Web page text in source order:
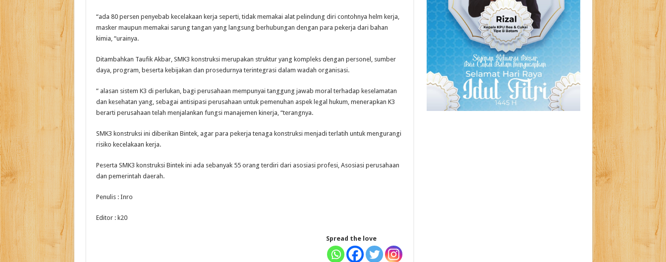
“ada 80 persen penyebab kecelakaan kerja seperti, tidak memakai alat pelindung diri contohnya helm kerja,
masker maupun memakai sarung tangan yang langsung berhubungan dengan para pekerja dari bahan
kimia, “urainya.
Ditambahkan Taufik Akbar, SMK3 konstruksi merupakan struktur yang kompleks dengan personel, sumber
daya, program, beserta kebijakan dan prosedurnya terintegrasi dalam wadah organisasi.
” alasan sistem K3 di perlukan, bagi perusahaan mempunyai tanggung jawab moral terhadap keselamatan
dan kesehatan yang, sebagai antisipasi perusahaan untuk pemenuhan aspek legal hukum, menerapkan K3
berarti perusahaan telah menjalankan fungsi manajemen kinerja, “terangnya.
SMK3 konstruksi ini diberikan Bintek, agar para pekerja tenaga konstruksi menjadi terlatih untuk mengurangi
risiko kecelakaan kerja.
Peserta SMK3 konstruksi Bintek ini ada sebanyak 55 orang terdiri dari asosiasi profesi, Asosiasi perusahaan
dan pemerintah daerah.
Penulis : Inro
Editor : k20
Spread the love